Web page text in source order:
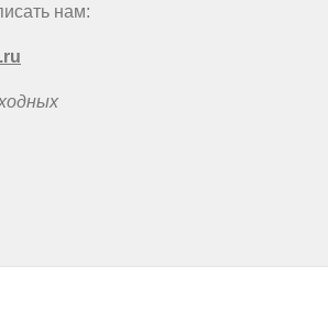
нам: